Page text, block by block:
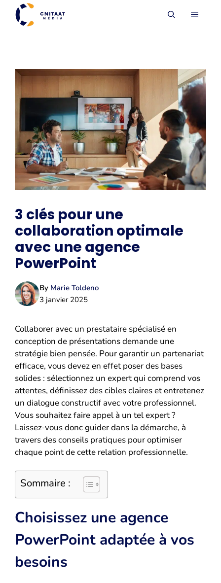
Aller
contenu
MENU
3 clés pour une
collaboration optimale
avec une agence
PowerPoint
By Marie Toldeno
3 janvier 2025
Collaborer avec un prestataire spécialisé en
conception de présentations demande une
stratégie bien pensée. Pour garantir un partenariat
efficace, vous devez en effet poser des bases
solides : sélectionnez un expert qui comprend vos
attentes, définissez des cibles claires et entretenez
un dialogue constructif avec votre professionnel.
Vous souhaitez faire appel à un tel expert ?
Laissez-vous donc guider dans la démarche, à
travers des conseils pratiques pour optimiser
chaque point de cette relation professionnelle.
Sommaire :
Choisissez une agence
PowerPoint adaptée à vos
besoins